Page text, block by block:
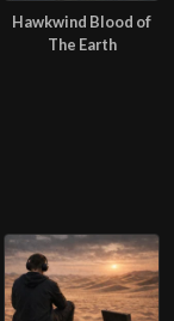
Hawkwind Blood of
The Earth